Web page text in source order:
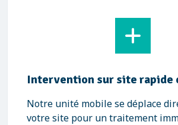
Intervention sur site rapide
Notre unité mobile se déplace
votre site pour un traitement